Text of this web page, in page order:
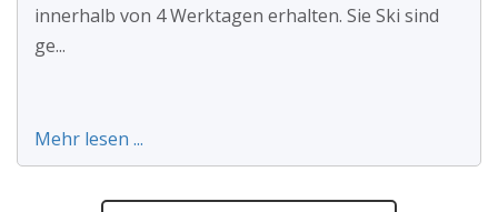
innerhalb von 4 Werktagen erhalten. Sie Ski sind
ge...
Mehr lesen ...